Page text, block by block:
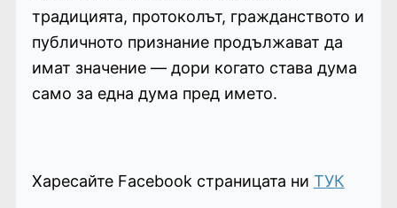
традицията, протоколът, гражданството и
публичното признание продължават да
имат значение — дори когато става дума
само за една дума пред името.
Харесайте Facebook страницата ни ТУК